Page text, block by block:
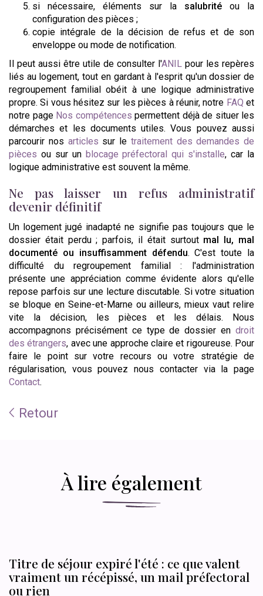
si nécessaire, éléments sur la salubrité ou la
configuration des pièces ;
copie intégrale de la décision de refus et de son
enveloppe ou mode de notification.
Il peut aussi être utile de consulter l'ANIL pour les repères
liés au logement, tout en gardant à l'esprit qu'un dossier de
regroupement familial obéit à une logique administrative
propre. Si vous hésitez sur les pièces à réunir, notre FAQ et
notre page Nos compétences permettent déjà de situer les
démarches et les documents utiles. Vous pouvez aussi
parcourir nos articles sur le traitement des demandes de
pièces ou sur un blocage préfectoral qui s'installe, car la
logique administrative est souvent la même.
Ne pas laisser un refus administratif
devenir définitif
Un logement jugé inadapté ne signifie pas toujours que le
dossier était perdu ; parfois, il était surtout mal lu, mal
documenté ou insuffisamment défendu. C'est toute la
difficulté du regroupement familial : l'administration
présente une appréciation comme évidente alors qu'elle
repose parfois sur une lecture discutable. Si votre situation
se bloque en Seine-et-Marne ou ailleurs, mieux vaut relire
vite la décision, les pièces et les délais. Nous
accompagnons précisément ce type de dossier en droit
des étrangers, avec une approche claire et rigoureuse. Pour
faire le point sur votre recours ou votre stratégie de
régularisation, vous pouvez nous contacter via la page
Contact.
Retour
À lire également
Titre de séjour expiré l'été : ce que valent
vraiment un récépissé, un mail préfectoral
ou rien